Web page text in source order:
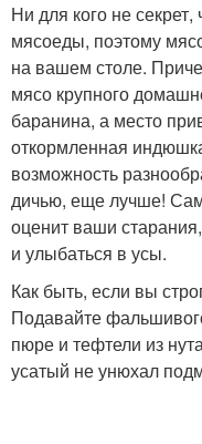
Ни для кого не
мясоеды, поэтому
на вашем столе.
мясо крупного
баранина, а место
откормленная
возможность
дичью, еще лучше!
оценит ваши
и улыбаться в усы.
Как быть, если вы
Подавайте
пюре и тефтели из
усатый не унюхал